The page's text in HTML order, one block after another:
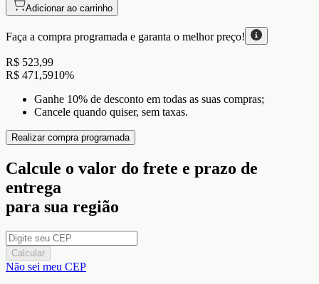
Adicionar ao carrinho
Faça a compra programada e garanta o melhor preço!
R$ 523,99
R$ 471,5910%
Ganhe 10% de desconto em todas as suas compras;
Cancele quando quiser, sem taxas.
Realizar compra programada
Calcule o valor do frete e prazo de
entrega
para sua região
Calcular
Não sei meu CEP